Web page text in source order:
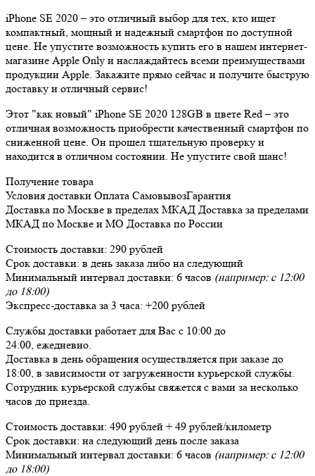
iPhone SE 2020 – это отличный выбор для тех, кто ищет
компактный, мощный и надежный смартфон по доступной
цене. Не упустите возможность купить его в нашем интернет-
магазине Apple Only и наслаждайтесь всеми преимуществами
продукции Apple. Закажите прямо сейчас и получите быструю
доставку и отличный сервис!
Этот "как новый" iPhone SE 2020 128GB в цвете Red – это
отличная возможность приобрести качественный смартфон по
сниженной цене. Он прошел тщательную проверку и
находится в отличном состоянии. Не упустите свой шанс!
Получение товара
Условия доставки Оплата СамовывозГарантия
Доставка по Москве в пределах МКАД Доставка за пределами
МКАД по Москве и МО Доставка по России
Стоимость доставки: 290 рублей
Срок доставки: в день заказа либо на следующий
Минимальный интервал доставки: 6 часов (например: с 12:00
до 18:00)
Экспресс-доставка за 3 часа: +200 рублей
Службы доставки работает для Вас с 10:00 до
24:00, ежедневно
Доставка в день обращения осуществляется при заказе до
18:00, в зависимости от загруженности курьерской службы.
Сотрудник курьерской службы свяжется с вами за несколько
часов до приезда.
Стоимость доставки: 490 рублей + 49 рублей/километр
Срок доставки: на следующий день после заказа
Минимальный интервал доставки: 6 часов (например: с 12:00
до 18:00)